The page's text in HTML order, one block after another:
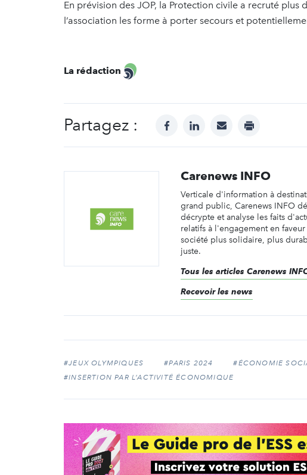
En prévision des JOP, la Protection civile a recruté plus
l’association les forme à porter secours et
La rédaction
Partagez : facebooklinkedinmail print
Carenews INFO
Verticale d'information à
grand public, Carenews INFO
décrypte et analyse les faits
relatifs à l'engagement en
société plus solidaire, plus
juste.
Tous les articles Carenews
Recevoir les news
#JEUX OLYMPIQUES #PARIS 2024
#ÉCONOMIE
#INSERTION PAR L’ACTIVITÉ ÉCONOMIQUE